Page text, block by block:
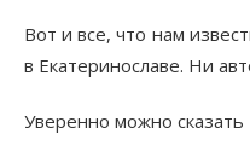
Вот и все, что нам
в Екатеринославе. Ни
Уверенно можно сказать